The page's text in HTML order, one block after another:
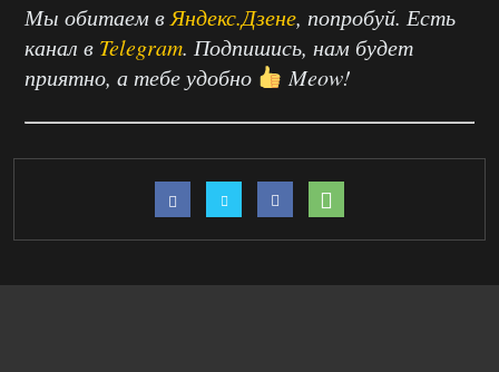
Мы обитаем в Яндекс.Дзене, попробуй. Есть
канал в Telegram. Подпишись, нам будет
приятно, а тебе удобно
Meow!